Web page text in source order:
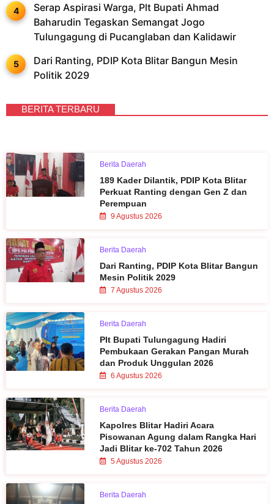
Serap Aspirasi Warga, Plt Bupati Ahmad
Baharudin Tegaskan Semangat Jogo
Tulungagung di Pucanglaban dan Kalidawir
Dari Ranting, PDIP Kota Blitar Bangun Mesin
Politik 2029
BERITA TERBARU
Berita Daerah
189 Kader Dilantik, PDIP Kota Blitar
Perkuat Ranting dengan Gen Z dan
Perempuan
9 Agustus 2026
Berita Daerah
Dari Ranting, PDIP Kota Blitar Bangun
Mesin Politik 2029
7 Agustus 2026
Berita Daerah
Plt Bupati Tulungagung Hadiri
Pembukaan Gerakan Pangan Murah
dan Produk Unggulan 2026
6 Agustus 2026
Berita Daerah
Kapolres Blitar Hadiri Acara
Pisowanan Agung dalam Rangka Hari
Jadi Blitar ke-702 Tahun 2026
5 Agustus 2026
Berita Daerah